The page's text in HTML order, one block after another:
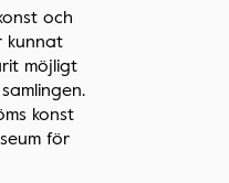
och
kunnat
möjligt
konst
för